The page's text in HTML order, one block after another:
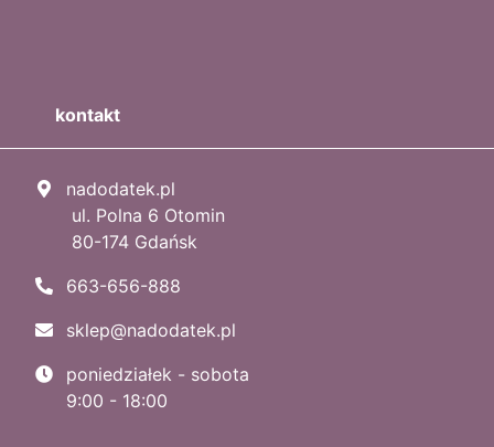
kontakt
nadodatek.pl
ul. Polna 6 Otomin
80-174 Gdańsk
663-656-888
sklep@nadodatek.pl
poniedziałek - sobota
9:00 - 18:00